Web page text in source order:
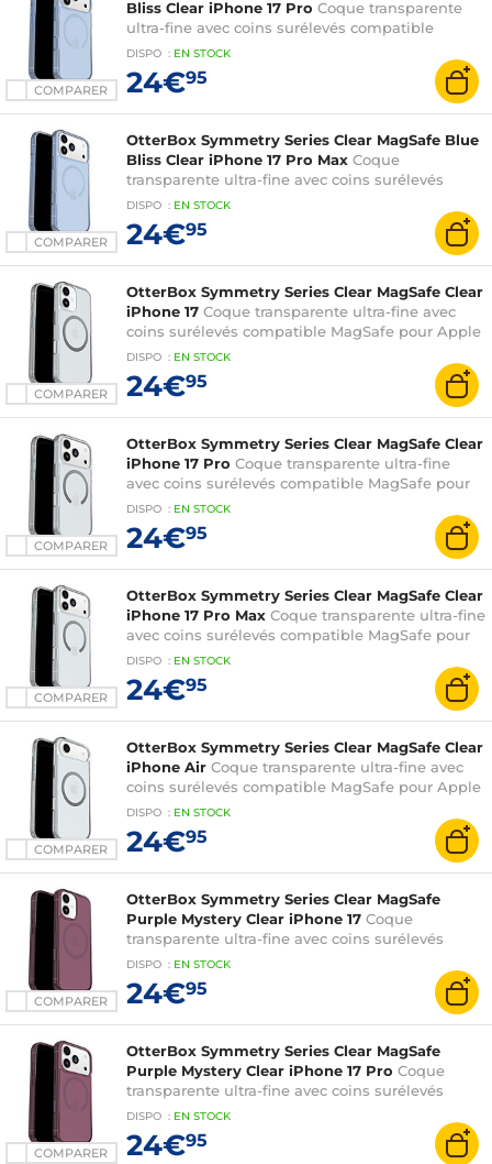
COMPARER
Bliss Clear iPhone 17 Pro Coque transparente
ultra-fine avec coins surélevés compatible
MagSafe pour Apple iPhone 17 Pro
DISPO : EN STOCK
24€95
COMPARER
OtterBox Symmetry Series Clear MagSafe Blue
Bliss Clear iPhone 17 Pro Max Coque
transparente ultra-fine avec coins surélevés
compatible MagSafe pour Apple iPhone 17 Pro
DISPO : EN STOCK
24€95
COMPARER
OtterBox Symmetry Series Clear MagSafe Clear
iPhone 17 Coque transparente ultra-fine avec
coins surélevés compatible MagSafe pour Apple
iPhone 17
DISPO : EN STOCK
24€95
COMPARER
OtterBox Symmetry Series Clear MagSafe Clear
iPhone 17 Pro Coque transparente ultra-fine
avec coins surélevés compatible MagSafe pour
Apple iPhone 17 Pro
DISPO : EN STOCK
24€95
COMPARER
OtterBox Symmetry Series Clear MagSafe Clear
iPhone 17 Pro Max Coque transparente ultra-fine
avec coins surélevés compatible MagSafe pour
Apple iPhone 17 Pro Max
DISPO : EN STOCK
24€95
COMPARER
OtterBox Symmetry Series Clear MagSafe Clear
iPhone Air Coque transparente ultra-fine avec
coins surélevés compatible MagSafe pour Apple
iPhone Air
DISPO : EN STOCK
24€95
COMPARER
OtterBox Symmetry Series Clear MagSafe
Purple Mystery Clear iPhone 17 Coque
transparente ultra-fine avec coins surélevés
compatible MagSafe pour Apple iPhone 17
DISPO : EN STOCK
24€95
COMPARER
OtterBox Symmetry Series Clear MagSafe
Purple Mystery Clear iPhone 17 Pro Coque
transparente ultra-fine avec coins surélevés
compatible MagSafe pour Apple iPhone 17 Pro
DISPO : EN STOCK
24€95